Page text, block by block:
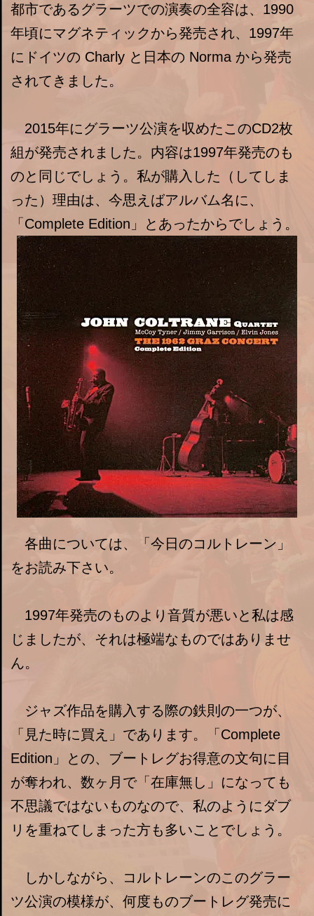
都市であるグラーツでの演奏の全容は、1990
年頃にマグネティックから発売され、1997年
にドイツの Charly と日本の Norma から発売
されてきました。
2015年にグラーツ公演を収めたこのCD2枚
組が発売されました。内容は1997年発売のも
のと同じでしょう。私が購入した（してしま
った）理由は、今思えばアルバム名に、
「Complete Edition」とあったからでしょう。
各曲については、「今日のコルトレーン」
をお読み下さい。
1997年発売のものより音質が悪いと私は感
じましたが、それは極端なものではありませ
ん。
ジャズ作品を購入する際の鉄則の一つが、
「見た時に買え」であります。「Complete
Edition」との、ブートレグお得意の文句に目
が奪われ、数ヶ月で「在庫無し」になっても
不思議ではないものなので、私のようにダブ
リを重ねてしまった方も多いことでしょう。
しかしながら、コルトレーンのこのグラー
ツ公演の模様が、何度ものブートレグ発売に